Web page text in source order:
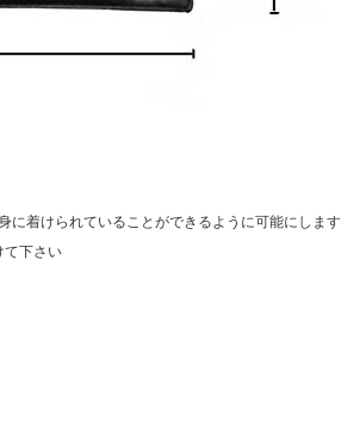
に着けられていることができるように可能にします
て下さい